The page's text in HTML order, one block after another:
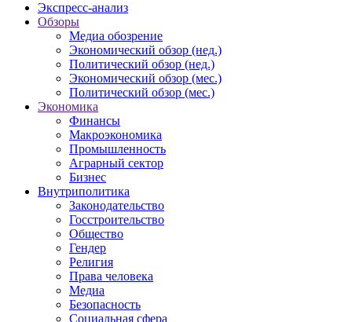
Экспресс-анализ
Обзоры
Медиа обозрение
Экономический обзор (нед.)
Политический обзор (нед.)
Экономический обзор (мес.)
Политический обзор (мес.)
Экономика
Финансы
Макроэкономика
Промышленность
Аграрный сектор
Бизнес
Внутриполитика
Законодательство
Госстроительство
Общество
Гендер
Религия
Права человека
Медиа
Безопасность
Социальная сфера